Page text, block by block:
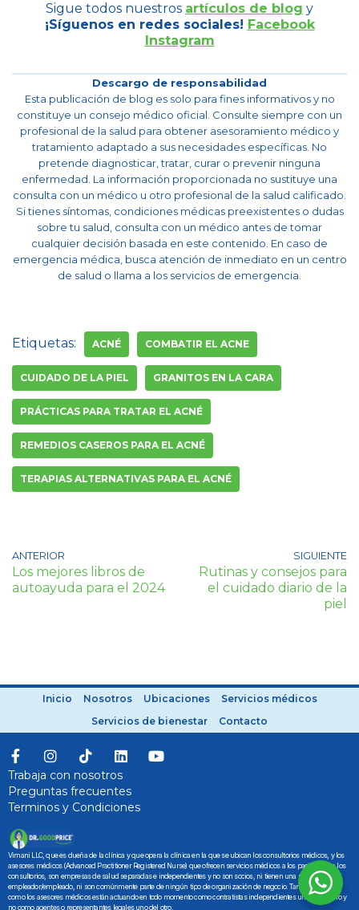
Sigue todos nuestros artículos de blog y
¡Síguenos en redes sociales! Facebook
Instagram
Descargo de responsabilidad
Esta publicación de blog es solo para fines informativos y no
constituye un consejo médico oficial. Consulte siempre con un
profesional de la salud para obtener asesoramiento médico y
tratamiento adaptado a sus necesidades específicas. No
pretende diagnosticar, tratar, curar o prevenir ninguna
enfermedad. La información proporcionada no sustituye una
consulta con un médico u otro profesional de la salud calificado.
Si tienes síntomas, condiciones médicas preexistentes o dudas
sobre tu salud, consulta con un médico antes de tomar
cualquier decisión basada en este contenido. En caso de
emergencia médica, busca atención de inmediato en un centro
de salud o llama a los servicios de emergencia.
Etiquetas: ACNÉ COMBATIR EL ACNE
CUIDADO DE LA PIEL GRANITOS EN LA CARA
PRÁCTICAS PARA TRATAR EL ACNÉ
REMEDIOS CASEROS PARA EL ACNÉ
TERAPIAS ALTERNATIVAS PARA EL ACNÉ
ANTERIOR
Los mejores libros de
autoayuda para el 2024
SIGUIENTE
Rutinas y consejos para
el cuidado diario de la
piel
Inicio Nosotros Ubicaciones
Servicios médicos
Servicios de bienestar
Contacto
Trabaja con nosotros
Preguntas frecuentes
Terminos y Condiciones
Vimani LLC, que es dueña de la clínica y que opera la clínica en la que se ubican los consultorios médicos, y los
asesores médicos (Advanced Practitioner Registered Nurse) que ofrecen servicios médicos a los pacientes en los
consultorios, son empresas de salud separadas e independientes y no son socios, ni tienen una relación de
empleador/empleado, ni son comúnmente parte de ningún tipo de organización de negocio. Tanto Vimani LLC
como los asesores médicos están actuando en todo momento como contratistas independientes uno con el otro y
no como agentes o representantes legales uno del otro.